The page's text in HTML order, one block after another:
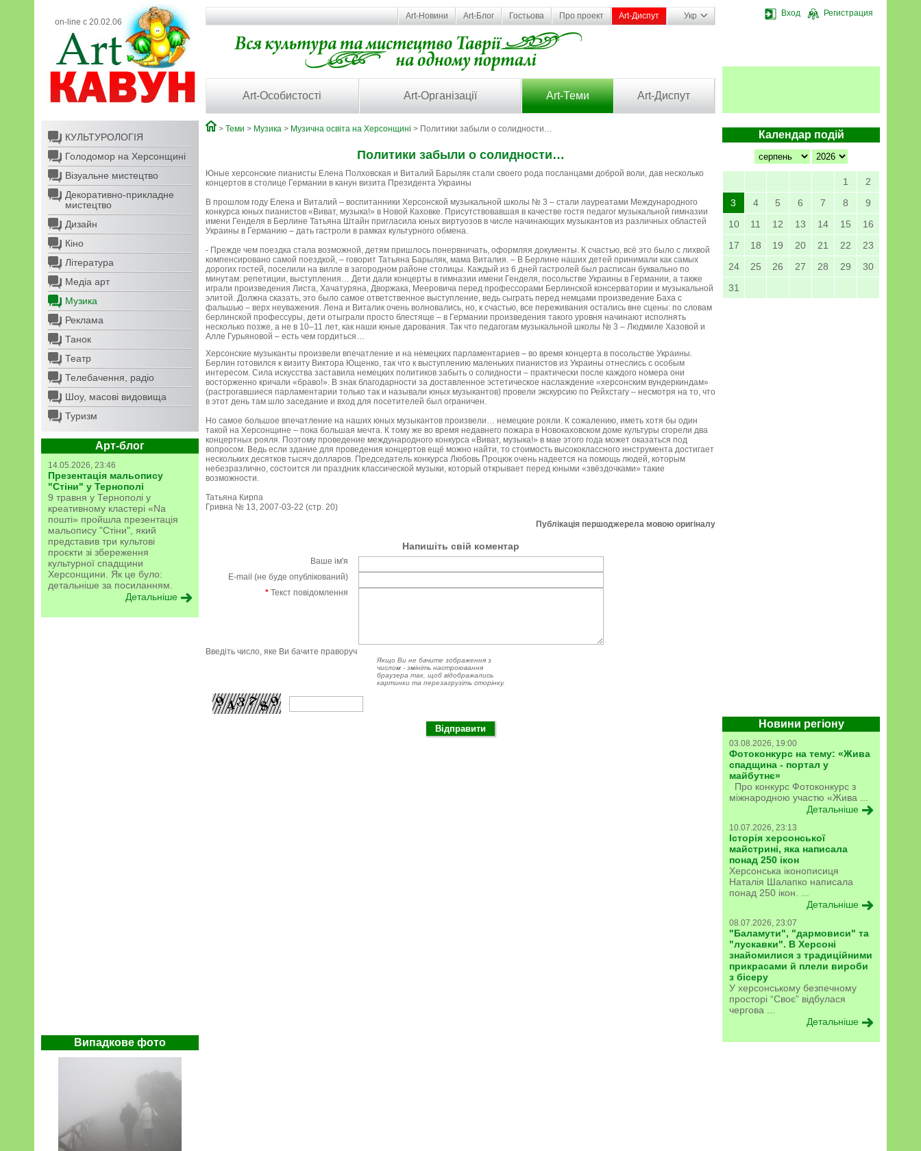
on-line с 20.02.06
Вход Регистрация
Art-Новини Art-Блог Гостьова Про проект Art-Диспут Укр
Art-Особистості Art-Організації Art-Теми Art-Диспут
КУЛЬТУРОЛОГІЯ
Голодомор на Херсонщині
Візуальне мистецтво
Декоративно-прикладне
мистецтво
Дизайн
Кіно
Література
Медіа арт
Музика
Реклама
Танок
Театр
Телебачення, радіо
Шоу, масові видовища
Туризм
Арт-блог
14.05.2026, 23:46
Презентація мальопису
"Стіни" у Тернополі
9 травня у Тернополі у
креативному кластері «Na
пошті» пройшла презентація
мальопису "Стіни", який
представив три культові
проєкти зі збереження
культурної спадщини
Херсонщини. Як це було:
детальніше за посиланням.
Детальніше
Випадкове фото
Календар подій
1
2
3
4 5 6 7 8
9
10
11 12 13 14 15
16
17
18 19 20 21 22
23
24
25 26 27 28 29
30
31
Новини регіону
03.08.2026, 19:00
Фотоконкурс на тему: «Жива
спадщина - портал у
майбутнє»
Про конкурс Фотоконкурс з
міжнародною участю «Жива ...
Детальніше
10.07.2026, 23:13
Історія херсонської
майстрині, яка написала
понад 250 ікон
Херсонська іконописиця
Наталія Шалапко написала
понад 250 ікон. ...
Детальніше
08.07.2026, 23:07
"Баламути", "дармовиси" та
"лускавки". В Херсоні
знайомилися з традиційними
прикрасами й плели вироби
з бісеру
У херсонському безпечному
просторі “Своє” відбулася
чергова ...
Детальніше
> Теми > Музика > Музична освіта на Херсонщині > Политики забыли о солидности…
Политики забыли о солидности…
Юные херсонские пианисты Елена Полховская и Виталий Барыляк стали своего рода посланцами доброй воли, дав несколько
концертов в столице Германии в канун визита Президента Украины
В прошлом году Елена и Виталий – воспитанники Херсонской музыкальной школы № 3 – стали лауреатами Международного
конкурса юных пианистов «Виват, музыка!» в Новой Каховке. Присутствовавшая в качестве гостя педагог музыкальной гимназии
имени Генделя в Берлине Татьяна Штайн пригласила юных виртуозов в числе начинающих музыкантов из различных областей
Украины в Германию – дать гастроли в рамках культурного обмена.
- Прежде чем поездка стала возможной, детям пришлось понервничать, оформляя документы. К счастью, всё это было с лихвой
компенсировано самой поездкой, – говорит Татьяна Барыляк, мама Виталия. – В Берлине наших детей принимали как самых
дорогих гостей, поселили на вилле в загородном районе столицы. Каждый из 6 дней гастролей был расписан буквально по
минутам: репетиции, выступления… Дети дали концерты в гимназии имени Генделя, посольстве Украины в Германии, а также
играли произведения Листа, Хачатуряна, Дворжака, Мееровича перед профессорами Берлинской консерватории и музыкальной
элитой. Должна сказать, это было самое ответственное выступление, ведь сыграть перед немцами произведение Баха с
фальшью – верх неуважения. Лена и Виталик очень волновались, но, к счастью, все переживания остались вне сцены: по словам
берлинской профессуры, дети отыграли просто блестяще – в Германии произведения такого уровня начинают исполнять
несколько позже, а не в 10–11 лет, как наши юные дарования. Так что педагогам музыкальной школы № 3 – Людмиле Хазовой и
Алле Гурьяновой – есть чем гордиться…
Херсонские музыканты произвели впечатление и на немецких парламентариев – во время концерта в посольстве Украины.
Берлин готовился к визиту Виктора Ющенко, так что к выступлению маленьких пианистов из Украины отнеслись с особым
интересом. Сила искусства заставила немецких политиков забыть о солидности – практически после каждого номера они
восторженно кричали «браво!». В знак благодарности за доставленное эстетическое наслаждение «херсонским вундеркиндам»
(растрогавшиеся парламентарии только так и называли юных музыкантов) провели экскурсию по Рейхстагу – несмотря на то, что
в этот день там шло заседание и вход для посетителей был ограничен.
Но самое большое впечатление на наших юных музыкантов произвели… немецкие рояли. К сожалению, иметь хотя бы один
такой на Херсонщине – пока большая мечта. К тому же во время недавнего пожара в Новокаховском доме культуры сгорели два
концертных рояля. Поэтому проведение международного конкурса «Виват, музыка!» в мае этого года может оказаться под
вопросом. Ведь если здание для проведения концертов ещё можно найти, то стоимость высококлассного инструмента достигает
нескольких десятков тысяч долларов. Председатель конкурса Любовь Процюк очень надеется на помощь людей, которым
небезразлично, состоится ли праздник классической музыки, который открывает перед юными «звёздочками» такие
возможности.
Татьяна Кирпа
Гривна № 13, 2007-03-22 (стр. 20)
Публікація першоджерела мовою оригіналу
Напишіть свій коментар
Ваше ім'я
E-mail (не буде опублікований)
* Текст повідомлення
Введіть число, яке Ви бачите праворуч
Якщо Ви не бачите зображення з
числом - змініть настроювання
браузера так, щоб відображались
картинки та перезагрузіть сторінку.